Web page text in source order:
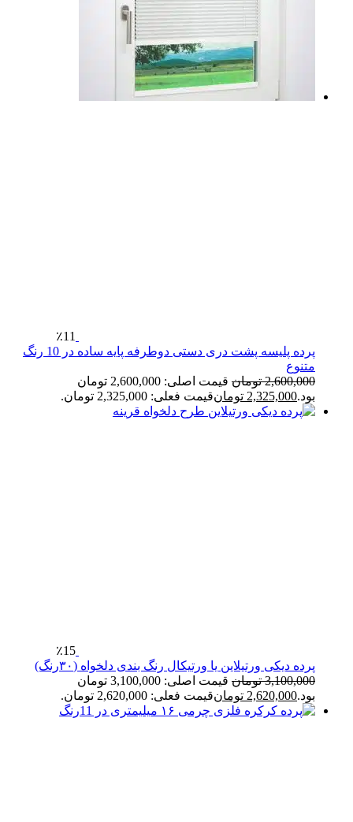
٪11
پرده پلیسه پشت دری دستی دوطرفه پایه ساده در 10 رنگ
متنوع
2,600,000 تومان
قیمت اصلی: 2,600,000 تومان
بود.2,325,000 تومانقیمت فعلی: 2,325,000 تومان.
٪15
پرده دیکی ورتیلاین یا ورتیکال رنگ بندی دلخواه (۳۰رنگ)
3,100,000 تومان
قیمت اصلی: 3,100,000 تومان
بود.2,620,000 تومانقیمت فعلی: 2,620,000 تومان.